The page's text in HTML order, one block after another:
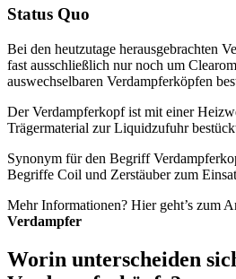
Status Quo
Bei den heutzutage herausgebrachten
fast ausschließlich nur noch um
auswechselbaren Verdampferköpfen
Der Verdampferkopf ist mit einer
Trägermaterial zur Liquidzufuhr
Synonym für den Begriff
Begriffe Coil und Zerstäuber zum
Mehr Informationen? Hier geht’s zum
Verdampfer
Worin unterscheiden